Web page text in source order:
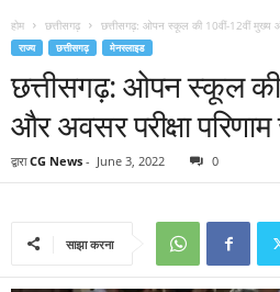
होम छत्तीसगढ़ छत्तीसगढ़: ओपन स्कूल की 10वीं-12वीं मुख्य और
राज्य छत्तीसगढ़ मेनस्लाइड
छत्तीसगढ़: ओपन स्कूल
और अवसर परीक्षा
द्वारा CG News - June 3, 2022 0
साझा करना